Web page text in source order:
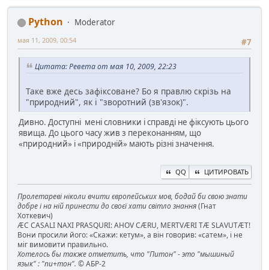
Python
Moderator
#7
мая 11, 2009, 00:54
Цитата: Ревета от мая 10, 2009, 22:23
Таке вже десь зафіксоване? Бо я правлю скрізь на
"природний", як і "зворотний (зв'язок)".
Дивно. Доступні мені словники і справді не фіксують цього
явища. До цього часу жив з переконанням, що
«природний» і «природній» мають різні значення.
QQ ЦИТИРОВАТЬ
Пролетареві ніколи вчити європейських мов, бодай би свою знати
добре і на ній принести до своєї хати світло знання(Гнат
Хоткевич)
ÆC CASALI NAXI PRASQURI: AHOV CÆRU, MERTVÆRI TÆ SLAVUTÆT!
Вони просили його: «Скажи: кетум», а він говорив: «сатем», і не
міг вимовити правильно.
Хотелось бы также отметить, что "Питон" - это "мышиный
язык" : "пи+тон". © АБР-2